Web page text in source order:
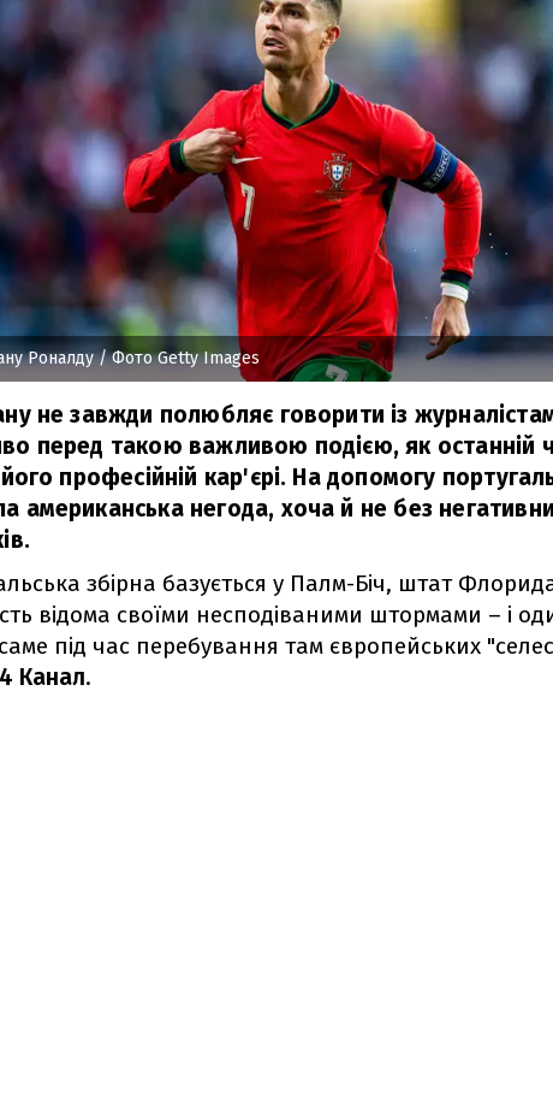
Роналду/ Фото Getty Images
не завжди полюбляє говорити із
перед такою важливою подією, як останній
його професійній кар'єрі. На допомогу
американська негода, хоча й не без
збірна базується у Палм-Біч, штат
відома своїми несподіваними штормами – і
під час перебування там європейських
Канал.